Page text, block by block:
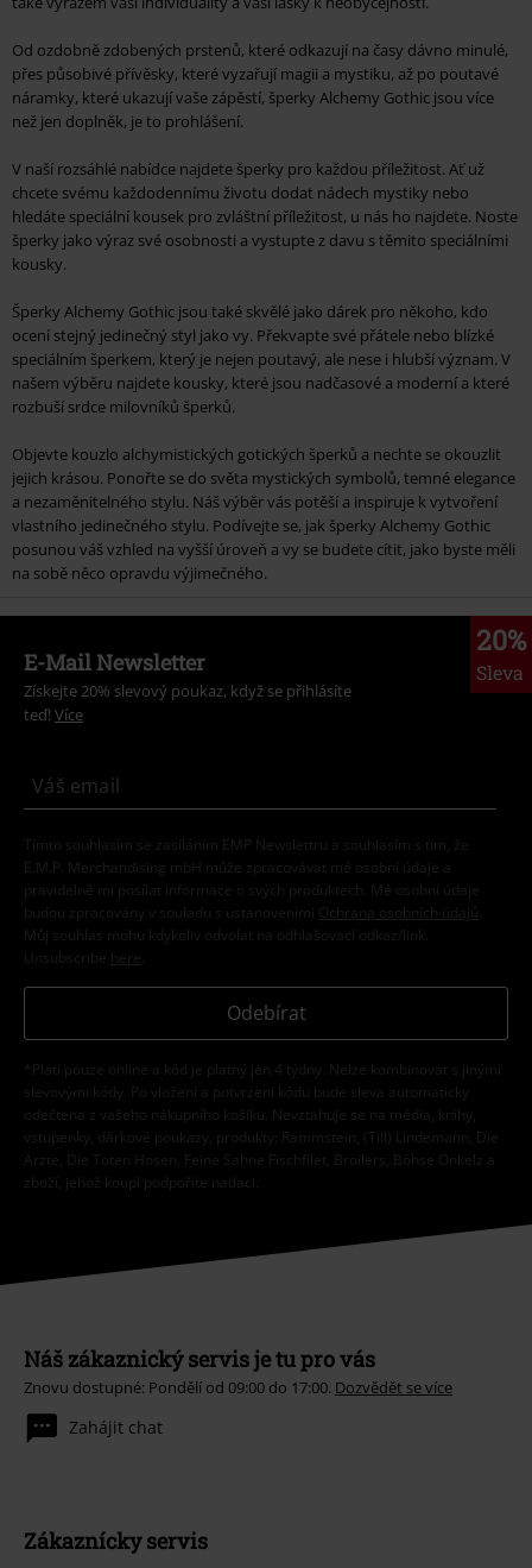
Od ozdobně zdobených prstenů, které odkazují na časy dávno minulé,
přes působivé přívěsky, které vyzařují magii a mystiku, až po poutavé
náramky, které ukazují vaše zápěstí, šperky Alchemy Gothic jsou více
než jen doplněk, je to prohlášení.
V naší rozsáhlé nabídce najdete šperky pro každou příležitost. Ať už
chcete svému každodennímu životu dodat nádech mystiky nebo
hledáte speciální kousek pro zvláštní příležitost, u nás ho najdete. Noste
šperky jako výraz své osobnosti a vystupte z davu s těmito speciálními
kousky.
Šperky Alchemy Gothic jsou také skvělé jako dárek pro někoho, kdo
ocení stejný jedinečný styl jako vy. Překvapte své přátele nebo blízké
speciálním šperkem, který je nejen poutavý, ale nese i hlubší význam. V
našem výběru najdete kousky, které jsou nadčasové a moderní a které
rozbuší srdce milovníků šperků.
Objevte kouzlo alchymistických gotických šperků a nechte se okouzlit
jejich krásou. Ponořte se do světa mystických symbolů, temné elegance
a nezaměnitelného stylu. Náš výběr vás potěší a inspiruje k vytvoření
vlastního jedinečného stylu. Podívejte se, jak šperky Alchemy Gothic
posunou váš vzhled na vyšší úroveň a vy se budete cítit, jako byste měli
na sobě něco opravdu výjimečného.
20%
Sleva
E-Mail Newsletter
Získejte 20% slevový poukaz, když se přihlásíte
teď! Více
Tímto souhlasím se zasíláním EMP Newslettru a souhlasím s tím, že
E.M.P. Merchandising mbH může zpracovávat mé osobní údaje a
pravidelně mi posílat informace o svých produktech. Mé osobní údaje
budou zpracovány v souladu s ustanoveními
Ochrana osobních údajů
Můj souhlas mohu kdykoliv odvolat na odhlašovací odkaz/link.
Unsubscribe here
Odebírat
*Platí pouze online a kód je platný jen 4 týdny. Nelze kombinovat s jinými
slevovými kódy. Po vložení a potvrzení kódu bude sleva automaticky
odečtena z vašeho nákupního košíku. Nevztahuje se na média, knihy,
vstupenky, dárkové poukazy, produkty: Rammstein, (Till) Lindemann, Die
Ärzte, Die Toten Hosen, Feine Sahne Fischfilet, Broilers, Böhse Onkelz a
zboží, jehož koupí podpoříte nadaci.
Náš zákaznický servis je tu pro vás
Znovu dostupné: Pondělí od 09:00 do 17:00. Dozvědět se více
Zahájit chat
Zákaznícky servis